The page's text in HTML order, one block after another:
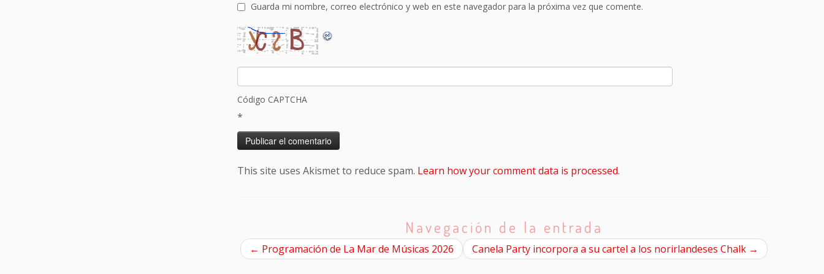
Guarda mi nombre, correo electrónico y web en este navegador para la próxima vez que comente.
Código CAPTCHA
*
This site uses Akismet to reduce spam. Learn how your comment data is processed.
Navegación de la entrada
← Programación de La Mar de Músicas 2026 Canela Party incorpora a su cartel a los norirlandeses Chalk →